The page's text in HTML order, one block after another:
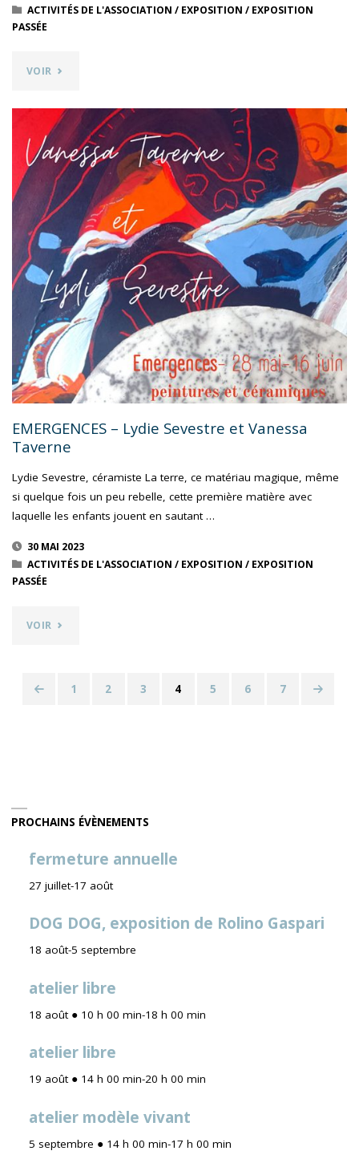
ACTIVITÉS DE L'ASSOCIATION / EXPOSITION / EXPOSITION
PASSÉE
VOIR "« MONSTRE-
&
PASSEPORT
POUR
L’ART"
EMERGENCES – Lydie Sevestre et Vanessa
Taverne
Lydie Sevestre, céramiste La terre, ce matériau magique, même
si quelque fois un peu rebelle, cette première matière avec
laquelle les enfants jouent en sautant …
30 MAI 2023
ACTIVITÉS DE L'ASSOCIATION / EXPOSITION / EXPOSITION
PASSÉE
VOIR "EMERGENCES
LYDIE
TAVERNE"
1 2 3 4 5 6 7
PROCHAINS ÉVÈNEMENTS
fermeture annuelle
27 juillet-17 août
DOG DOG, exposition de Rolino Gaspari
18 août-5 septembre
atelier libre
18 août ● 10 h 00 min-18 h 00 min
atelier libre
19 août ● 14 h 00 min-20 h 00 min
atelier modèle vivant
5 septembre ● 14 h 00 min-17 h 00 min